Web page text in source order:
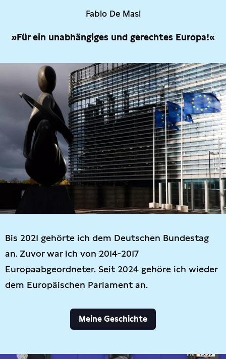
Fabio De Masi
»Für ein unabhängiges und gerechtes Europa!«
Bis 2021 gehörte ich dem Deutschen Bundestag
an. Zuvor war ich von 2014-2017
Europaabgeordneter. Seit 2024 gehöre ich wieder
dem Europäischen Parlament an.
Meine Geschichte